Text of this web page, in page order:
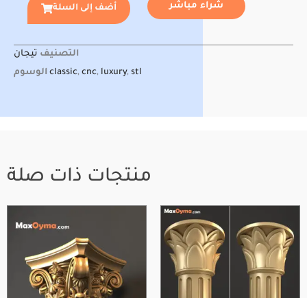
أضف إلى السلة شراء مباشر
التصنيف تيجان
الوسوم classic, cnc, luxury, stl
منتجات ذات صلة